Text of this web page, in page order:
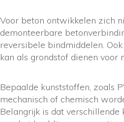
Voor beton ontwikkelen zich
demonteerbare
reversibele bindmiddelen.
kan als grondstof dienen voor
Bepaalde kunststoffen, zoals
mechanisch of chemisch
Belangrijk is dat verschillende